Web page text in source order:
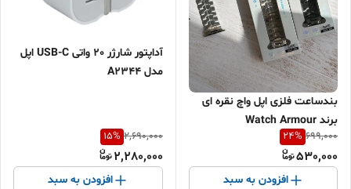
بندساعت فلزی اپل واچ نقره ای
برند Watch Armour
699,000
24%
530,000
افزودن به سبد
آداپتور شارژر 20 واتی USB-C اپل
مدل A2344
2,690,000
15%
2,280,000
افزودن به سبد